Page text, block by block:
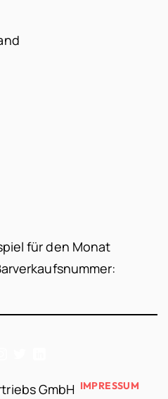
für den Monat
GmbH IMPRESSUM